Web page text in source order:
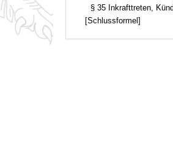
§ 35 Inkrafttreten, Kündigung,
[Schlussformel]